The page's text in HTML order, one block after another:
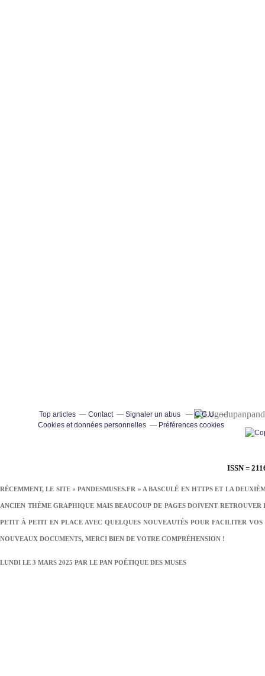
ISSN =
RÉCEMMENT, LE SITE « PANDESMUSES.FR » A BASCULÉ EN HTTPS ET LA
ANCIEN THÈME GRAPHIQUE MAIS BEAUCOUP DE PAGES DOIVENT
PETIT À PETIT EN PLACE AVEC QUELQUES NOUVEAUTÉS POUR FACILITER
NOUVEAUX DOCUMENTS, MERCI BIEN DE VOTRE COMPRÉHENSION !
LUNDI LE 3 MARS 2025 PAR LE PAN POÉTIQUE DES MUSES
Top articles Contact Signaler un abus
C.G.U.
Cookies et données personnelles
Préférences cookies